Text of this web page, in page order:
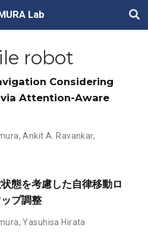
Lab
robot
Considering
Attention-Aware
,Ankit A. Ravankar,
態を考慮した自律移動ロ
プ調整
,Yasuhisa Hirata